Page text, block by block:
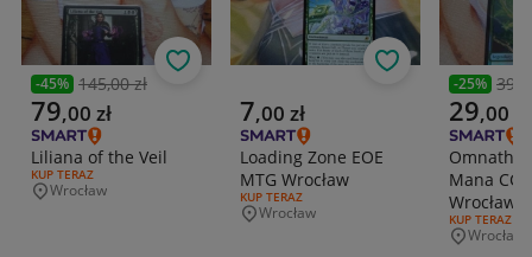
Poprzednia cena
-45% 145,00 zł
Aktualna cena
79,00 zł
Liliana of the Veil
RODZAJ OFERTY:
KUP TERAZ
Miejscowość
Wrocław
Obserwuj
Aktualna cena
7,00 zł
Loading Zone EOE
MTG Wrocław
RODZAJ OFERTY:
KUP TERAZ
Miejscowość
Wrocław
Obserwuj
-25%
Aktualna
29,00
Omnath,
Mana
Wrocław
RODZAJ
KUP TERAZ
Wrocław